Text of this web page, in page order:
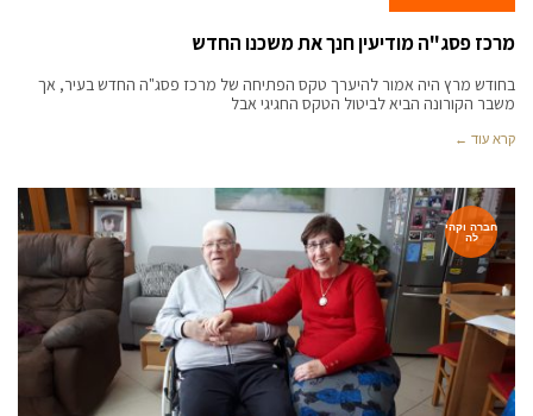
מרכז פסג"ה מודיעין חנך את משכנו החדש
בחודש מרץ היה אמור להיערך טקס הפתיחה של מרכז פסג"ה החדש בעיר, אך
משבר הקורונה הביא לביטול הטקס החגיגי אבל
קרא עוד ←
חברה וקהי
לה